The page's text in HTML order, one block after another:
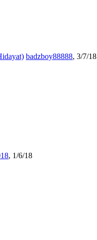
badzboy88888, 3/7/18
, 1/6/18